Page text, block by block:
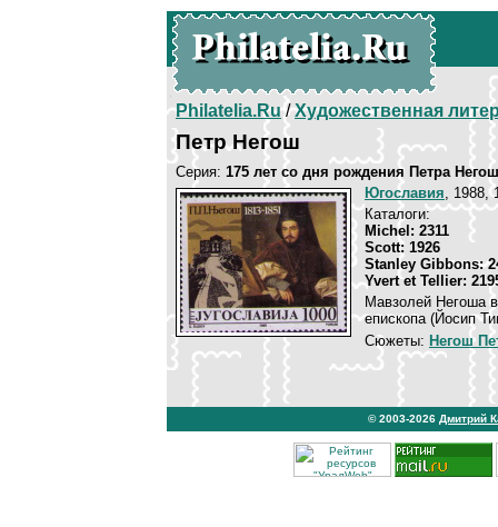
Philatelia.Ru/Художественная
Петр Негош
Серия: 175 лет со дня рождения Петра
Югославия, 1988,
Каталоги:
Michel: 2311
Scott: 1926
Stanley Gibbons:
Yvert et Tellier:
Мавзолей Негоша
епископа (Йосип
Сюжеты: Негош
© 2003-2026 Дмитрий